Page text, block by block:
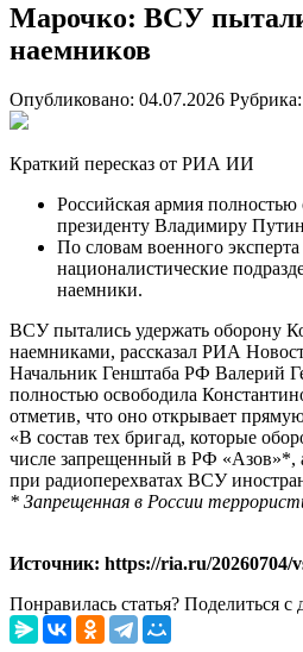
Марочко: ВСУ
наемников
Опубликовано: 04.07.2026 Рубрика:
Краткий пересказ от РИА ИИ
Российская армия
президенту Владимиру
По словам военного
националистические
наемники.
ВСУ пытались удержать оборону
наемниками, рассказал РИА
Начальник Генштаба РФ Валерий
полностью освободила
отметив, что оно открывает
«В состав тех бригад, которые
числе запрещенный в РФ «Азов»*,
при радиоперехватах ВСУ
* Запрещенная в России
Источник: https://ria.ru/20260704/
Понравилась статья? Поделиться с